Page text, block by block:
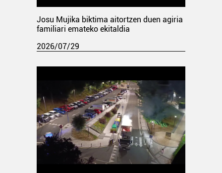
Josu Mujika biktima aitortzen duen agiria
familiari emateko ekitaldia
2026/07/29